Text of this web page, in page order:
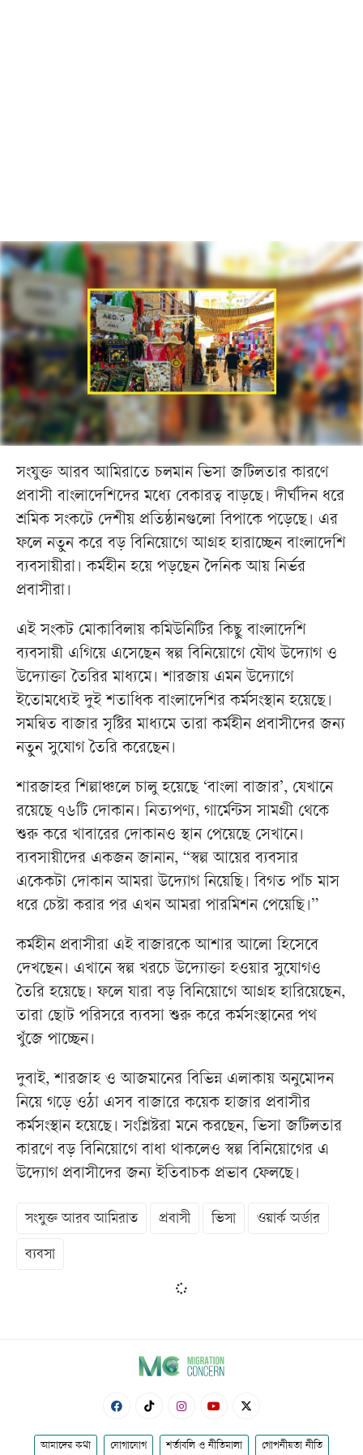
সংযুক্ত আরব আমিরাতে চলমান ভিসা জটিলতার কারণে
প্রবাসী বাংলাদেশিদের মধ্যে বেকারত্ব বাড়ছে। দীর্ঘদিন ধরে
শ্রমিক সংকটে দেশীয় প্রতিষ্ঠানগুলো বিপাকে পড়েছে। এর
ফলে নতুন করে বড় বিনিয়োগে আগ্রহ হারাচ্ছেন বাংলাদেশি
ব্যবসায়ীরা। কর্মহীন হয়ে পড়ছেন দৈনিক আয় নির্ভর
প্রবাসীরা।
এই সংকট মোকাবিলায় কমিউনিটির কিছু বাংলাদেশি
ব্যবসায়ী এগিয়ে এসেছেন স্বল্প বিনিয়োগে যৌথ উদ্যোগ ও
উদ্যোক্তা তৈরির মাধ্যমে। শারজায় এমন উদ্যোগে
ইতোমধ্যেই দুই শতাধিক বাংলাদেশির কর্মসংস্থান হয়েছে।
সমন্বিত বাজার সৃষ্টির মাধ্যমে তারা কর্মহীন প্রবাসীদের জন্য
নতুন সুযোগ তৈরি করেছেন।
শারজাহর শিল্পাঞ্চলে চালু হয়েছে ‘বাংলা বাজার’, যেখানে
রয়েছে ৭৬টি দোকান। নিত্যপণ্য, গার্মেন্টস সামগ্রী থেকে
শুরু করে খাবারের দোকানও স্থান পেয়েছে সেখানে।
ব্যবসায়ীদের একজন জানান, “স্বল্প আয়ের ব্যবসার
একেকটা দোকান আমরা উদ্যোগ নিয়েছি। বিগত পাঁচ মাস
ধরে চেষ্টা করার পর এখন আমরা পারমিশন পেয়েছি।”
কর্মহীন প্রবাসীরা এই বাজারকে আশার আলো হিসেবে
দেখছেন। এখানে স্বল্প খরচে উদ্যোক্তা হওয়ার সুযোগও
তৈরি হয়েছে। ফলে যারা বড় বিনিয়োগে আগ্রহ হারিয়েছেন,
তারা ছোট পরিসরে ব্যবসা শুরু করে কর্মসংস্থানের পথ
খুঁজে পাচ্ছেন।
দুবাই, শারজাহ ও আজমানের বিভিন্ন এলাকায় অনুমোদন
নিয়ে গড়ে ওঠা এসব বাজারে কয়েক হাজার প্রবাসীর
কর্মসংস্থান হয়েছে। সংশ্লিষ্টরা মনে করছেন, ভিসা জটিলতার
কারণে বড় বিনিয়োগে বাধা থাকলেও স্বল্প বিনিয়োগের এ
উদ্যোগ প্রবাসীদের জন্য ইতিবাচক প্রভাব ফেলছে।
সংযুক্ত আরব আমিরাত প্রবাসী ভিসা ওয়ার্ক অর্ডার
ব্যবসা
আমাদের কথা যোগাযোগ শর্তাবলি ও নীতিমালা গোপনীয়তা নীতি